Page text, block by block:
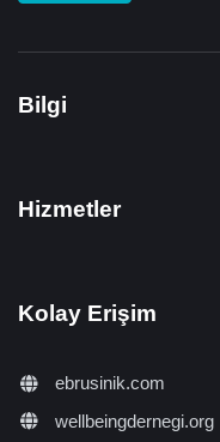
Bilgi
Hizmetler
Kolay Erişim
ebrusinik.com
wellbeingdernegi.org